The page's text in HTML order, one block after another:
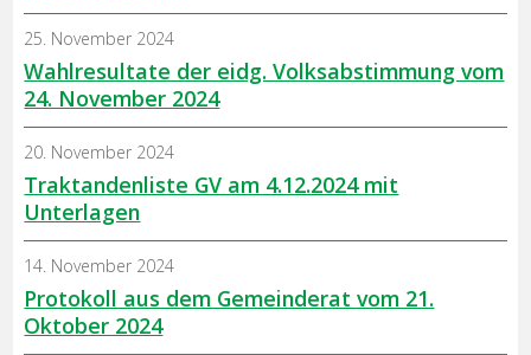
Wahlresultate der eidg. Volksabstimmung vom
24. November 2024
25. November 2024
Traktandenliste GV am 4.12.2024 mit
Unterlagen
20. November 2024
Protokoll aus dem Gemeinderat vom 21.
Oktober 2024
14. November 2024